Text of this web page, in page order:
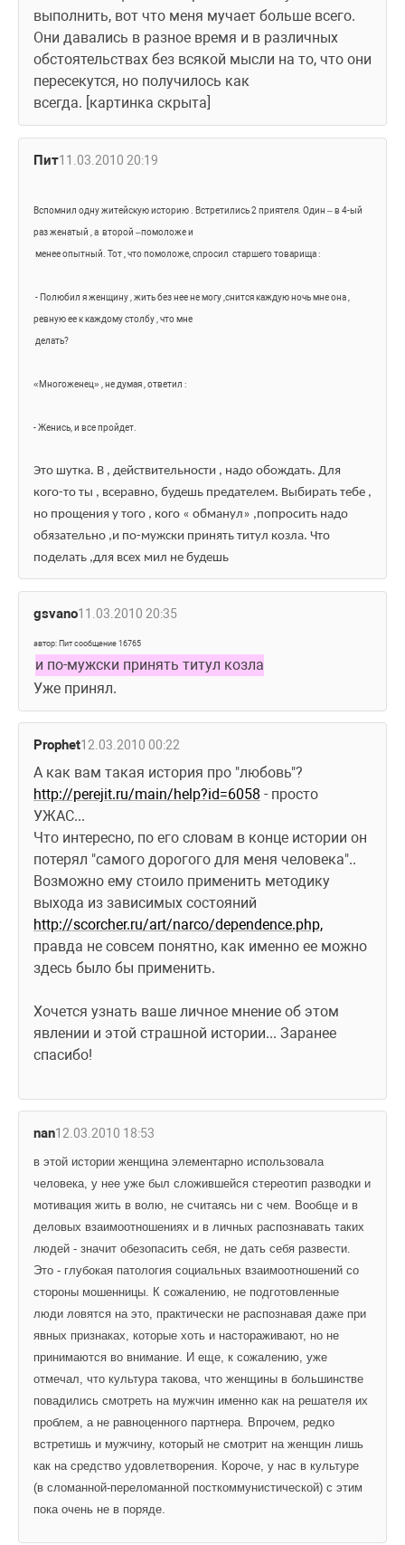
выполнить, вот что меня мучает больше всего.
Они давались в разное время и в различных
обстоятельствах без всякой мысли на то, что они
пересекутся, но получилось как
всегда. [картинка скрыта]
Пит11.03.2010 20:19
Вспомнил одну житейскую историю . Встретились 2 приятеля. Один – в 4-ый
раз женатый , а второй –помоложе и
менее опытный. Тот , что помоложе, спросил старшего товарища :
- Полюбил я женщину , жить без нее не могу ,снится каждую ночь мне она ,
ревную ее к каждому столбу , что мне
делать?
«Многоженец» , не думая , ответил :
- Женись, и все пройдет.
Это шутка. В , действительности , надо обождать. Для
кого-то ты , всеравно, будешь предателем. Выбирать тебе ,
но прощения у того , кого « обманул» ,попросить надо
обязательно ,и по-мужски принять титул козла. Что
поделать ,для всех мил не будешь
gsvano11.03.2010 20:35
автор: Пит сообщение 16765
и по-мужски принять титул козла
Уже принял.
Prophet12.03.2010 00:22
http://perejit.ru/main/help?id=6058 - просто
УЖАС...
Что интересно, по его словам в конце истории он
потерял "самого дорогого для меня человека"..
Возможно ему стоило применить методику
http://scorcher.ru/art/narco/dependence.php,
правда не совсем понятно, как именно ее можно
здесь было бы применить.
Хочется узнать ваше личное мнение об этом
явлении и этой страшной истории... Заранее
спасибо!
nan12.03.2010 18:53
в этой истории женщина элементарно использовала
человека, у нее уже был сложившейся стереотип разводки и
мотивация жить в волю, не считаясь ни с чем. Вообще и в
деловых взаимоотношениях и в личных распознавать таких
людей - значит обезопасить себя, не дать себя развести.
Это - глубокая патология социальных взаимоотношений со
стороны мошенницы. К сожалению, не подготовленные
люди ловятся на это, практически не распознавая даже при
явных признаках, которые хоть и настораживают, но не
принимаются во внимание. И еще, к сожалению, уже
отмечал, что культура такова, что женщины в большинстве
повадились смотреть на мужчин именно как на решателя их
проблем, а не равноценного партнера. Впрочем, редко
встретишь и мужчину, который не смотрит на женщин лишь
как на средство удовлетворения. Короче, у нас в культуре
(в сломанной-переломанной посткоммунистической) с этим
пока очень не в поряде.